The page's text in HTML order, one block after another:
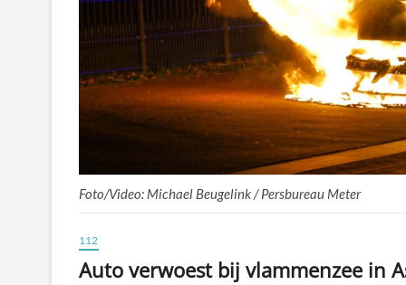
Foto/Video: Michael Beugelink / Persbureau Meter
112
Auto verwoest bij vlammenzee in